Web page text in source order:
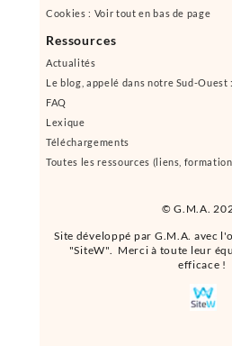
© G.M.A.
Site développé par G.M.A. avec
"SiteW". Merci à toute leur
efficace !
Cookies : Voir tout en bas de page
Ressources
Actualités
Le blog, appelé dans notre Sud-Ouest
FAQ
Lexique
Téléchargements
Toutes les ressources (liens,